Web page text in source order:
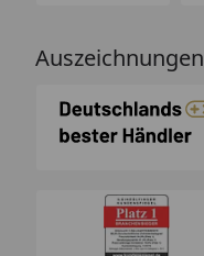
Auszeichnungen